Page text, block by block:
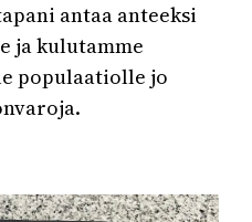
antaa anteeksi
ja kulutamme
populaatiolle jo